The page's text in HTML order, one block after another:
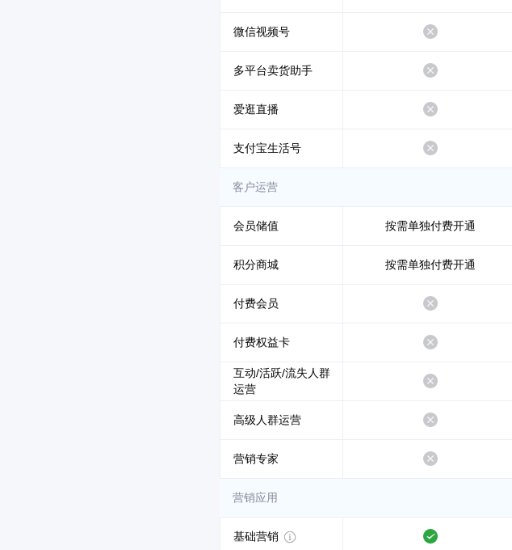
微信视频号 不支持
多平台卖货助手 不支持
爱逛直播 不支持
支付宝生活号 不支持
客户运营
会员储值 按需单独付费开通
积分商城 按需单独付费开通
付费会员 不支持
付费权益卡 不支持
互动/活跃/流失人群
运营
不支持
高级人群运营 不支持
营销专家 不支持
营销应用
基础营销 支持